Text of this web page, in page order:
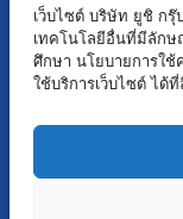
เว็บไซต์ บริษัท ยูชิ กรุ๊
เทคโนโลยีอื่นที่มีลักษ
ศึกษา นโยบายการใ
ใช้บริการเว็บไซต์ ได้
Username*
Email address*
Your personal data
throughout this
for other purposes